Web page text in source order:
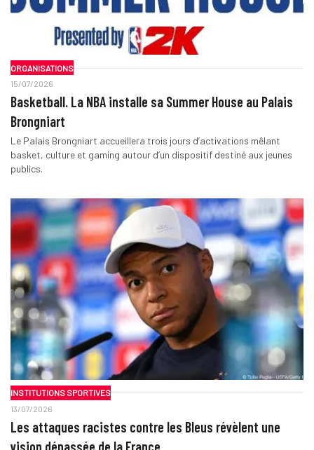
ORGANISATIONS
15/07/2026
Basketball. La NBA installe sa Summer House au Palais
Brongniart
Le Palais Brongniart accueillera trois jours d’activations mêlant
basket, culture et gaming autour d’un dispositif destiné aux jeunes
publics.
INSTITUTIONS SPORTIVES
13/07/2026
Les attaques racistes contre les Bleus révèlent une
vision dépassée de la France